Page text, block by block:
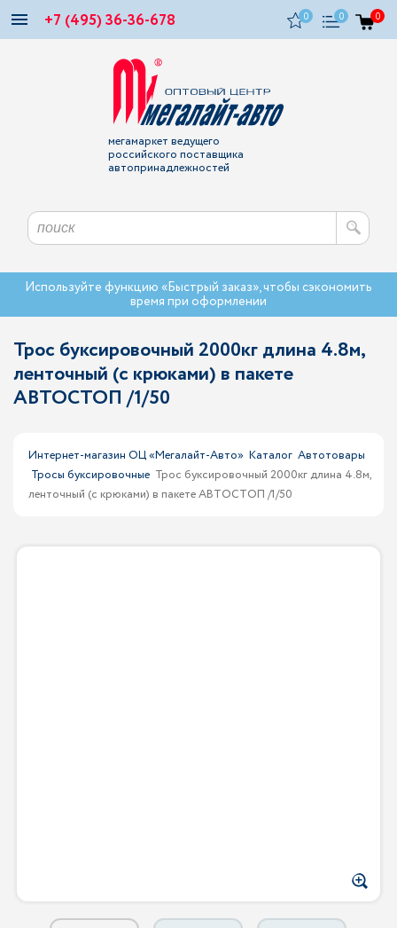
+7 (495) 36-36-678 0 0 0
мегамаркет ведущего
российского поставщика
автопринадлежностей
Используйте функцию «Быстрый заказ», чтобы сэкономить
время при оформлении
Трос буксировочный 2000кг длина 4.8м,
ленточный (с крюками) в пакете
АВТОСТОП /1/50
Интернет-магазин ОЦ «Мегалайт-Авто» Каталог Автотовары
Тросы буксировочные Трос буксировочный 2000кг длина 4.8м,
ленточный (с крюками) в пакете АВТОСТОП /1/50